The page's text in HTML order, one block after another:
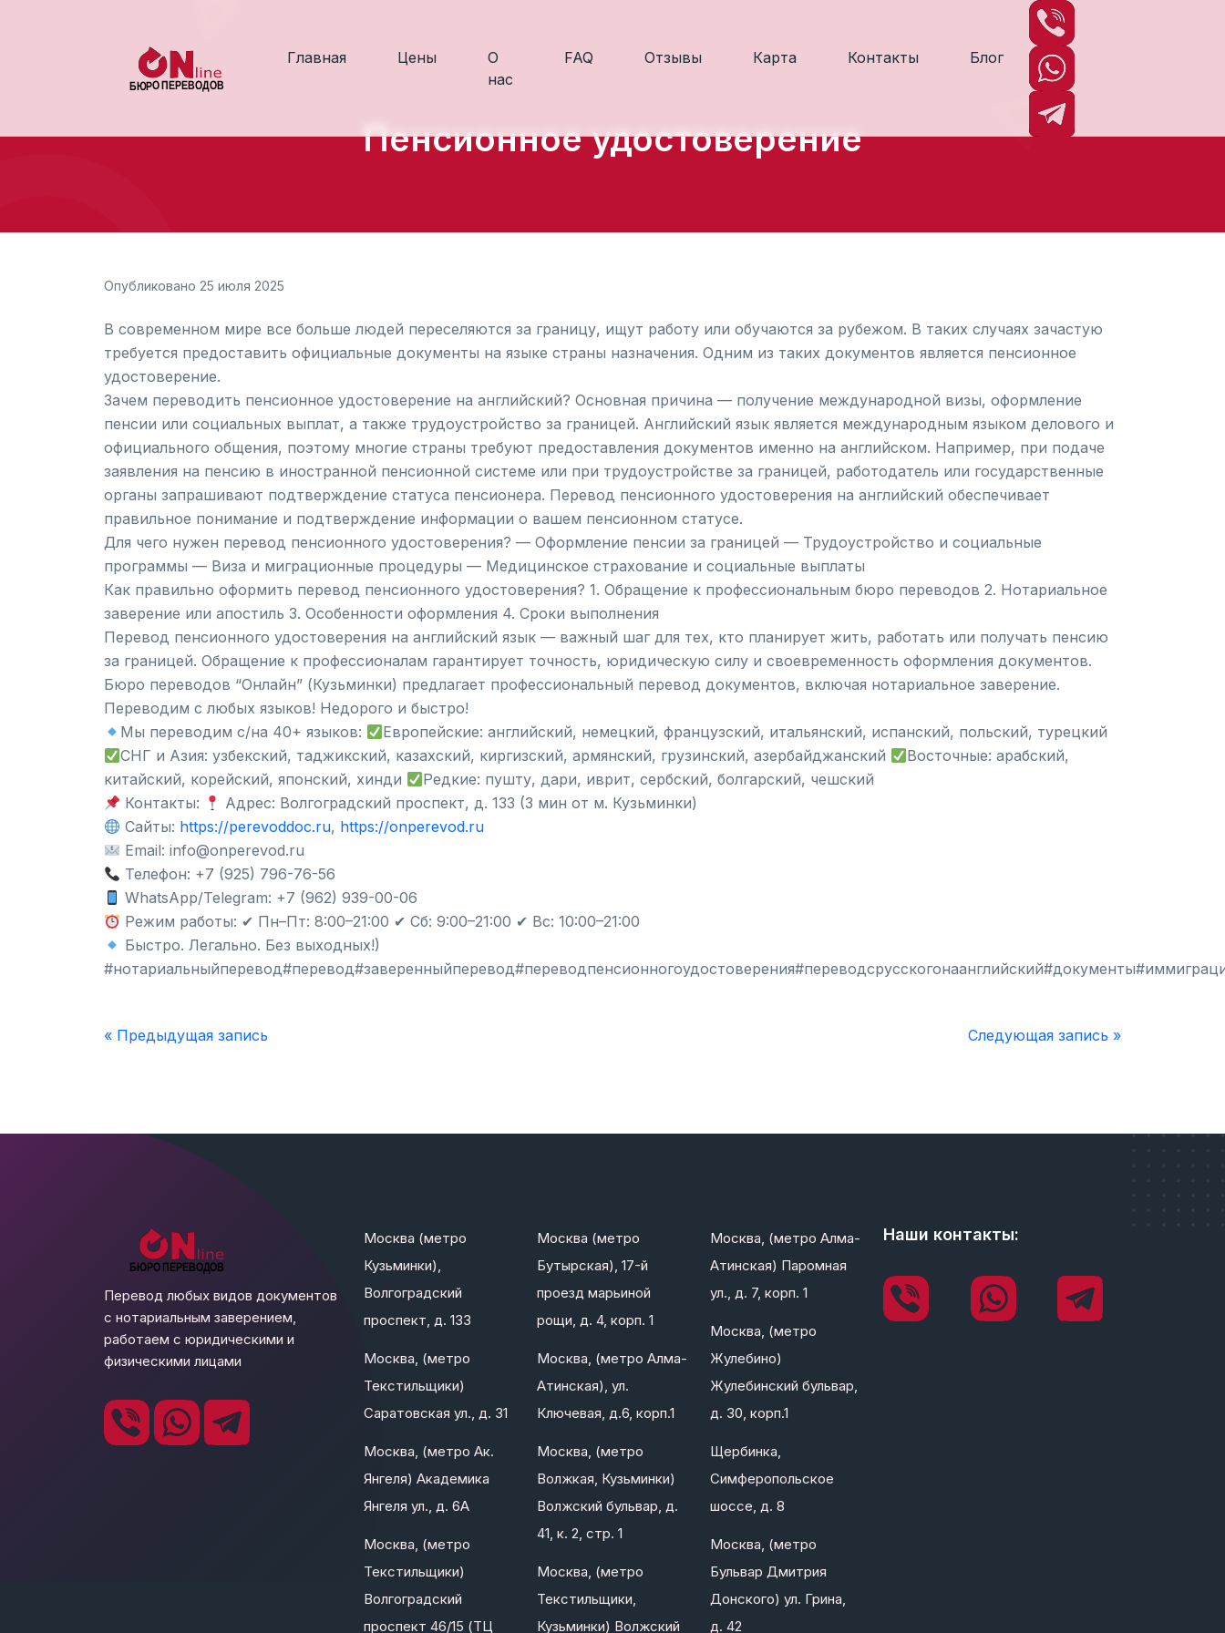
Главная Цены
О
нас
FAQ Отзывы Карта Контакты Блог
Пенсионное удостоверение
Опубликовано 25 июля 2025
В современном мире все больше людей переселяются за границу, ищут работу или обучаются за рубежом. В таких случаях зачастую
требуется предоставить официальные документы на языке страны назначения. Одним из таких документов является пенсионное
удостоверение.
Зачем переводить пенсионное удостоверение на английский? Основная причина — получение международной визы, оформление
пенсии или социальных выплат, а также трудоустройство за границей. Английский язык является международным языком делового и
официального общения, поэтому многие страны требуют предоставления документов именно на английском. Например, при подаче
заявления на пенсию в иностранной пенсионной системе или при трудоустройстве за границей, работодатель или государственные
органы запрашивают подтверждение статуса пенсионера. Перевод пенсионного удостоверения на английский обеспечивает
правильное понимание и подтверждение информации о вашем пенсионном статусе.
Для чего нужен перевод пенсионного удостоверения? — Оформление пенсии за границей — Трудоустройство и социальные
программы — Виза и миграционные процедуры — Медицинское страхование и социальные выплаты
Как правильно оформить перевод пенсионного удостоверения? 1. Обращение к профессиональным бюро переводов 2. Нотариальное
заверение или апостиль 3. Особенности оформления 4. Сроки выполнения
Перевод пенсионного удостоверения на английский язык — важный шаг для тех, кто планирует жить, работать или получать пенсию
за границей. Обращение к профессионалам гарантирует точность, юридическую силу и своевременность оформления документов.
Бюро переводов “Онлайн” (Кузьминки) предлагает профессиональный перевод документов, включая нотариальное заверение.
Переводим с любых языков! Недорого и быстро!
Мы переводим с/на 40+ языков:
Европейские: английский, немецкий, французский, итальянский, испанский, польский, турецкий
СНГ и Азия: узбекский, таджикский, казахский, киргизский, армянский, грузинский, азербайджанский
Восточные: арабский,
китайский, корейский, японский, хинди
Редкие: пушту, дари, иврит, сербский, болгарский, чешский
Контакты:
Адрес: Волгоградский проспект, д. 133 (3 мин от м. Кузьминки)
Сайты: https://perevoddoc.ru, https://onperevod.ru
Email: info@onperevod.ru
Телефон: +7 (925) 796-76-56
WhatsApp/Telegram: +7 (962) 939-00-06
Режим работы: ✔ Пн–Пт: 8:00–21:00 ✔ Сб: 9:00–21:00 ✔ Вс: 10:00–21:00
Быстро. Легально. Без выходных!)
« Предыдущая запись Следующая запись »
Перевод любых видов документов
с нотариальным заверением,
работаем с юридическими и
физическими лицами
Москва (метро
Кузьминки),
Волгоградский
проспект, д. 133
Москва, (метро
Текстильщики)
Саратовская ул., д. 31
Москва, (метро Ак.
Янгеля) Академика
Янгеля ул., д. 6А
Москва, (метро
Текстильщики)
Волгоградский
проспект 46/15 (ТЦ
Москва (метро
Бутырская), 17-й
проезд марьиной
рощи, д. 4, корп. 1
Москва, (метро Алма-
Атинская), ул.
Ключевая, д.6, корп.1
Москва, (метро
Волжкая, Кузьминки)
Волжский бульвар, д.
41, к. 2, стр. 1
Москва, (метро
Текстильщики,
Кузьминки) Волжский
Москва, (метро Алма-
Атинская) Паромная
ул., д. 7, корп. 1
Москва, (метро
Жулебино)
Жулебинский бульвар,
д. 30, корп.1
Щербинка,
Симферопольское
шоссе, д. 8
Москва, (метро
Бульвар Дмитрия
Донского) ул. Грина,
д. 42
Наши контакты: